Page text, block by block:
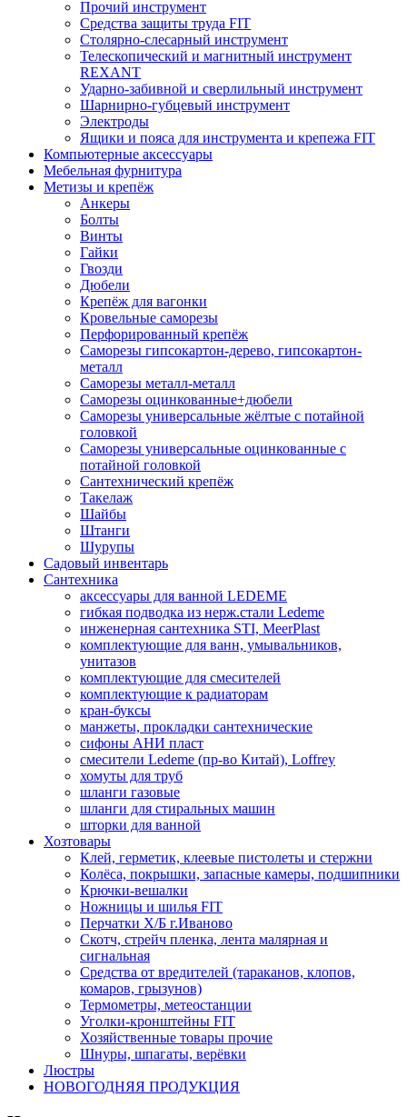
Прочий инструмент
Средства защиты труда FIT
Столярно-слесарный инструмент
Телескопический и магнитный инструмент
REXANT
Ударно-забивной и сверлильный инструмент
Шарнирно-губцевый инструмент
Электроды
Ящики и пояса для инструмента и крепежа FIT
Компьютерные аксессуары
Мебельная фурнитура
Метизы и крепёж
Анкеры
Болты
Винты
Гайки
Гвозди
Дюбели
Крепёж для вагонки
Кровельные саморезы
Перфорированный крепёж
Саморезы гипсокартон-дерево, гипсокартон-
металл
Саморезы металл-металл
Саморезы оцинкованные+дюбели
Саморезы универсальные жёлтые с потайной
головкой
Саморезы универсальные оцинкованные с
потайной головкой
Сантехнический крепёж
Такелаж
Шайбы
Штанги
Шурупы
Садовый инвентарь
Сантехника
аксессуары для ванной LEDEME
гибкая подводка из нерж.стали Ledeme
инженерная сантехника STI, MeerPlast
комплектующие для ванн, умывальников,
унитазов
комплектующие для смесителей
комплектующие к радиаторам
кран-буксы
манжеты, прокладки сантехнические
сифоны АНИ пласт
смесители Ledeme (пр-во Китай), Loffrey
хомуты для труб
шланги газовые
шланги для стиральных машин
шторки для ванной
Хозтовары
Клей, герметик, клеевые пистолеты и стержни
Колёса, покрышки, запасные камеры, подшипники
Крючки-вешалки
Ножницы и шилья FIT
Перчатки Х/Б г.Иваново
Скотч, стрейч пленка, лента малярная и
сигнальная
Средства от вредителей (тараканов, клопов,
комаров, грызунов)
Термометры, метеостанции
Уголки-кронштейны FIT
Хозяйственные товары прочие
Шнуры, шпагаты, верёвки
Люстры
НОВОГОДНЯЯ ПРОДУКЦИЯ